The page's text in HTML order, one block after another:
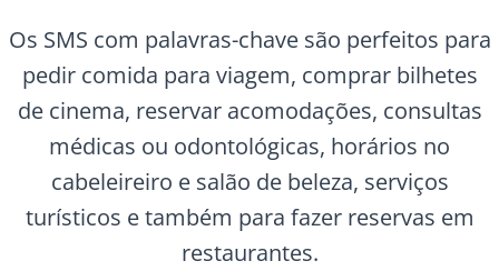
Os SMS com palavras-chave são perfeitos para
pedir comida para viagem, comprar bilhetes
de cinema, reservar acomodações, consultas
médicas ou odontológicas, horários no
cabeleireiro e salão de beleza, serviços
turísticos e também para fazer reservas em
restaurantes.